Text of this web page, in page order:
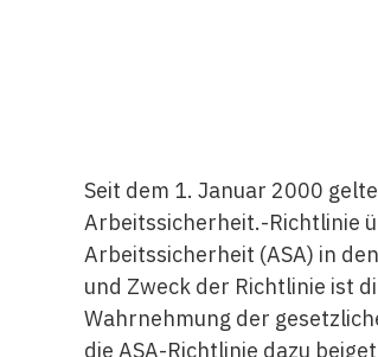
Seit dem 1. Januar 2000
Arbeitssicherheit.-Richtlinie
Arbeitssicherheit (ASA) in
und Zweck der Richtlinie ist
Wahrnehmung der
die ASA-Richtlinie dazu